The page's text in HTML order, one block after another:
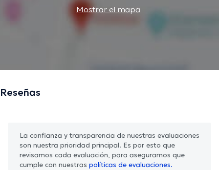
Mostrar el mapa
Reseñas
La confianza y transparencia de nuestras evaluaciones
son nuestra prioridad principal. Es por esto que
revisamos cada evaluación, para asegurarnos que
cumple con nuestras políticas de evaluaciones.